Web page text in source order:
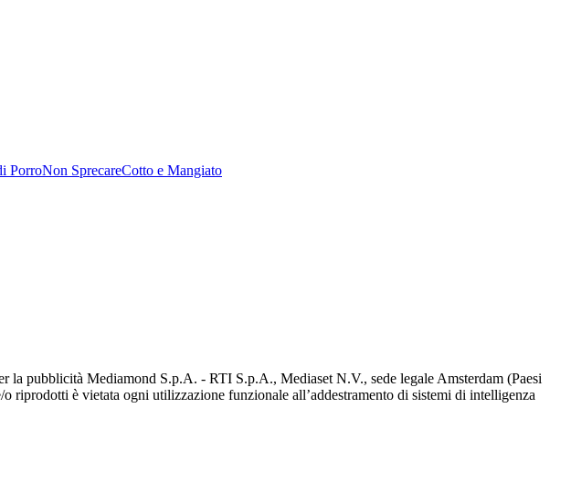
PorroNon SprecareCotto e Mangiato
pubblicità Mediamond S.p.A. - RTI S.p.A., Mediaset N.V., sede legale Amsterdam (Paesi
riprodotti è vietata ogni utilizzazione funzionale all’addestramento di sistemi di intelligenza